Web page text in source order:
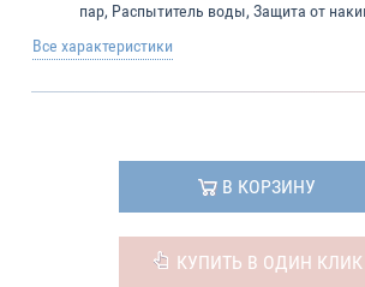
пар, Распытитель воды, Защита от
Все характеристики
В КОРЗИНУ
КУПИТЬ В ОДИН КЛИК